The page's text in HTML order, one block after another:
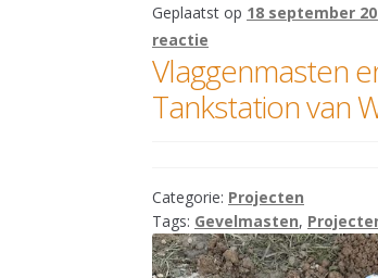
Geplaatst op 18 september
reactie
Vlaggenmasten
Tankstation van
Categorie: Projecten
Tags: Gevelmasten,